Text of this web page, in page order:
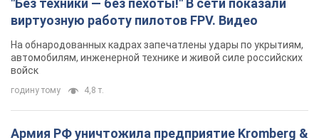
Киево-Печерскую лавру закроют 80-метровым
"монстром"? Почему киевские власти
отказались остановить строительство
небоскреба "московского верующего"
Какая реакция Кличко на петицию по отмене строительства
5 годин тому 61,3 т.